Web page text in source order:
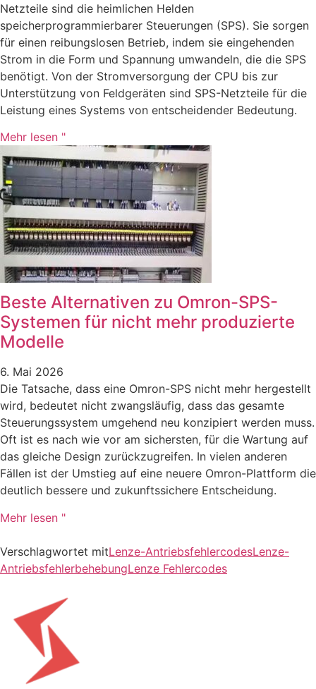
Netzteile sind die heimlichen Helden
speicherprogrammierbarer Steuerungen (SPS). Sie sorgen
für einen reibungslosen Betrieb, indem sie eingehenden
Strom in die Form und Spannung umwandeln, die die SPS
benötigt. Von der Stromversorgung der CPU bis zur
Unterstützung von Feldgeräten sind SPS-Netzteile für die
Leistung eines Systems von entscheidender Bedeutung.
Mehr lesen "
Beste Alternativen zu Omron-SPS-
Systemen für nicht mehr produzierte
Modelle
6. Mai 2026
Die Tatsache, dass eine Omron-SPS nicht mehr hergestellt
wird, bedeutet nicht zwangsläufig, dass das gesamte
Steuerungssystem umgehend neu konzipiert werden muss.
Oft ist es nach wie vor am sichersten, für die Wartung auf
das gleiche Design zurückzugreifen. In vielen anderen
Fällen ist der Umstieg auf eine neuere Omron-Plattform die
deutlich bessere und zukunftssichere Entscheidung.
Mehr lesen "
Verschlagwortet mitLenze-AntriebsfehlercodesLenze-
AntriebsfehlerbehebungLenze Fehlercodes